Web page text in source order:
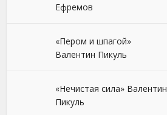
Ефремов
«Пером и шпагой»
Валентин Пикуль
«Нечистая сила» Валентин
Пикуль